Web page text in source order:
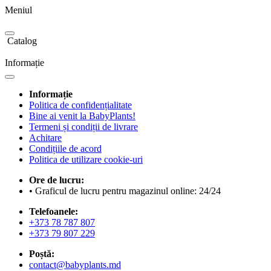
Meniul
Catalog
Informație
Informație
Politica de confidențialitate
Bine ai venit la BabyPlants!
Termeni și condiții de livrare
Achitare
Condițiile de acord
Politica de utilizare cookie-uri
Ore de lucru:
• Graficul de lucru pentru magazinul online: 24/24
Telefoanele:
+373 78 787 807
+373 79 807 229
Poștă:
contact@babyplants.md